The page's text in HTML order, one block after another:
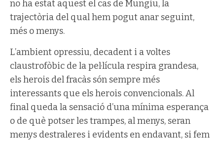
no ha estat aquest el cas de Mungiu, la
trajectòria del qual hem pogut anar seguint,
més o menys.
L’ambient opressiu, decadent i a voltes
claustrofòbic de la pel·lícula respira grandesa,
els herois del fracàs són sempre més
interessants que els herois convencionals. Al
final queda la sensació d’una mínima esperança
o de què potser les trampes, al menys, seran
menys destraleres i evidents en endavant, si fem